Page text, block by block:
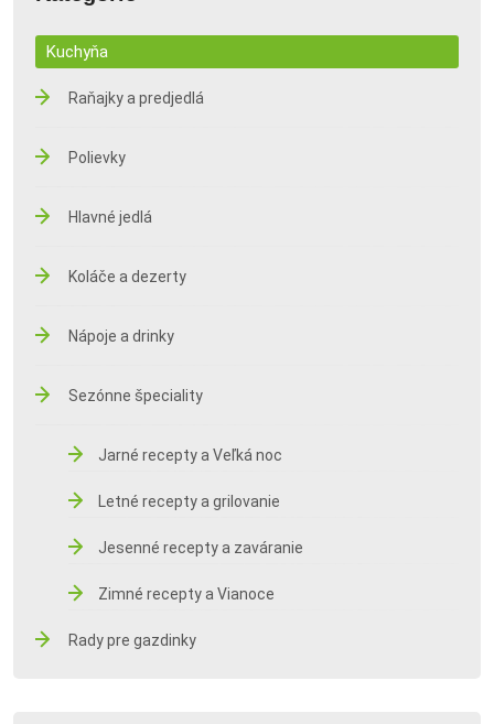
Kuchyňa
Raňajky a predjedlá
Polievky
Hlavné jedlá
Koláče a dezerty
Nápoje a drinky
Sezónne špeciality
Jarné recepty a Veľká noc
Letné recepty a grilovanie
Jesenné recepty a zaváranie
Zimné recepty a Vianoce
Rady pre gazdinky